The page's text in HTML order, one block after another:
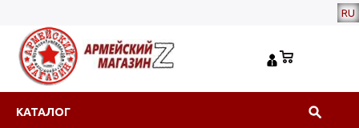
RU
КАТАЛОГ